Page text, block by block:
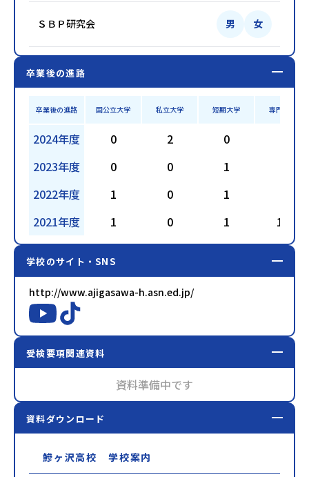
ＳＢＰ研究会 男 女
卒業後の進路
卒業後の進路 国公立大学 私立大学 短期大学 専門学校
2024年度 0 2 0
2023年度
0 0 1
2022年度
1 0 1
2021年度
1 0 1 11
学校のサイト・SNS
http://www.ajigasawa-h.asn.ed.jp/
受検要項関連資料
資料準備中です
資料ダウンロード
鰺ヶ沢高校 学校案内